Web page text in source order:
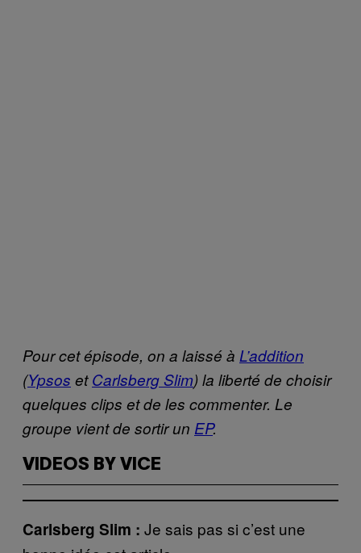
Pour cet épisode, on a laissé à L’addition
(Ypsos etCarlsberg Slim) la liberté de choisir
quelques clips et de les commenter. Le
groupe vient de sortir un EP.
VIDEOS BY VICE
Carlsberg Slim : Je sais pas si c’est une